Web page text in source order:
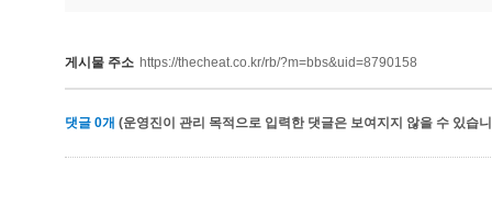
게시물 주소 https://thecheat.co.kr/rb/?m=bbs&uid=8790158
댓글 0개 (운영진이 관리 목적으로 입력한 댓글은 보여지지 않을 수 있습